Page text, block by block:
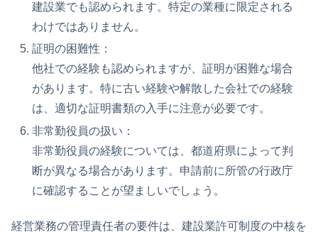
建設業でも認められます。特定の業種に限定される
わけではありません。
証明の困難性：
他社での経験も認められますが、証明が困難な場合
があります。特に古い経験や解散した会社での経験
は、適切な証明書類の入手に注意が必要です。
非常勤役員の扱い：
非常勤役員の経験については、都道府県によって判
断が異なる場合があります。申請前に所管の行政庁
に確認することが望ましいでしょう。
経営業務の管理責任者の要件は、建設業許可制度の中核を